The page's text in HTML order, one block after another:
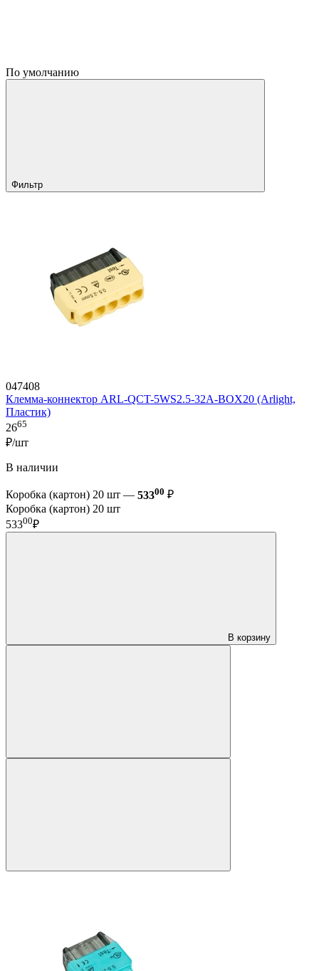
По умолчанию
Фильтр
047408
Клемма-коннектор ARL-QCT-5WS2.5-32A-BOX20 (Arlight,
Пластик)
2665
₽/шт
В наличии
Коробка (картон) 20 шт — 53300 ₽
Коробка (картон) 20 шт
53300₽
В корзину